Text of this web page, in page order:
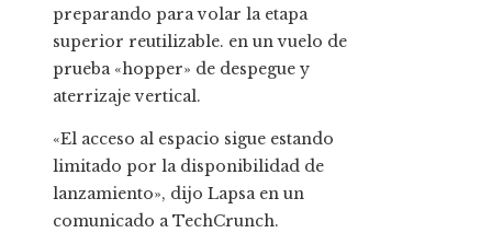
preparando para volar la etapa
superior reutilizable. en un vuelo de
prueba «hopper» de despegue y
aterrizaje vertical.
«El acceso al espacio sigue estando
limitado por la disponibilidad de
lanzamiento», dijo Lapsa en un
comunicado a TechCrunch.